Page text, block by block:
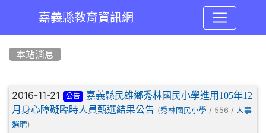
嘉義縣教育資訊網
本站消息
文章列表
2016-11-21 公告
嘉義縣民雄鄉秀林國民小學進用105年12
月身心障礙臨時人員甄選結果公告 (秀林國民小學 / 556 / 人事
選聘)